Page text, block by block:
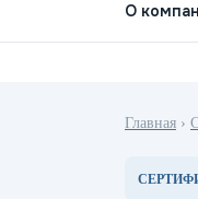
О
Главная ›